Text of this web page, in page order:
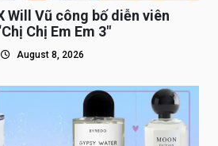
Will Vũ công bố diễn viên
Chị Em Em 3″
August 8, 2026